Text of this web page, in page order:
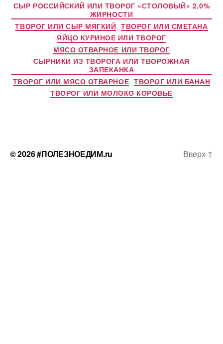
СЫР РОССИЙСКИЙ ИЛИ ТВОРОГ «СТОЛОВЫЙ» 2,0%
ЖИРНОСТИ
ТВОРОГ ИЛИ СЫР МЯГКИЙ ТВОРОГ ИЛИ СМЕТАНА
ЯЙЦО КУРИНОЕ ИЛИ ТВОРОГ
МЯСО ОТВАРНОЕ ИЛИ ТВОРОГ
СЫРНИКИ ИЗ ТВОРОГА ИЛИ ТВОРОЖНАЯ
ЗАПЕКАНКА
ТВОРОГ ИЛИ МЯСО ОТВАРНОЕ ТВОРОГ ИЛИ БАНАН
ТВОРОГ ИЛИ МОЛОКО КОРОВЬЕ
© 2026#ПОЛЕЗНОЕДИМ.ru Вверх ↑